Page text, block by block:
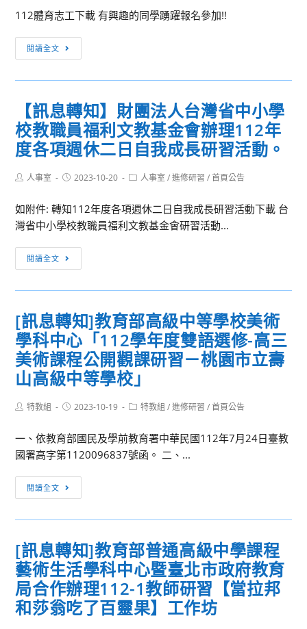
能
領
域
融
入
雙
語】
研
習
攝
影
走
讀
日
臺
巷
【從
日
川
町
臺
北
當
代】
實
施
畫
課
程
「【植
感
鹿
角
蕨
上
板
礎
植
「【植
感
活】
苔
蘚
微
景
觀
態
瓶」
學
中
學
系
碩
士
在
專
113
學
年
訊
息
112體育志工下載 有興趣的同學踴躍報名參加!!
閱讀全文
中
體
112
年
運
動
賽
學
生
募
【訊息轉知】財團法人台灣省中小學
校教職員福利文教基金會辦理112年
度各項週休二日自我成長研習活動。
Post人事室
Post2023-10-20
Post人事室 / 進修研習 / 首頁公告
如附件: 轉知112年度各項週休二日自我成長研習活動下載 台
灣省中小學校教職員福利文教基金會研習活動...
閱讀全文
息
轉
財
團
法
人
台
灣
中
小
教
職
福
利
文
教
基
[訊息轉知]教育部高級中等學校美術
學科中心「112學年度雙語選修-高三
美術課程公開觀課研習－桃園市立壽
山高級中等學校」
Post特教組
Post2023-10-19
Post特教組 / 進修研習 / 首頁公告
一、依教育部國民及學前教育署中華民國112年7月24日臺教
國署高字第1120096837號函。 二、...
閱讀全文
息
轉
教
育
部
高
級
[訊息轉知]教育部普通高級中學課程
藝術生活學科中心暨臺北市政府教育
局合作辦理112-1教師研習【當拉邦
和莎翁吃了百靈果】工作坊